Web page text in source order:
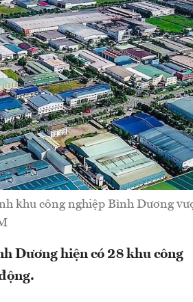
khu công nghiệp Bình Dương
Dương hiện có 28 khu công